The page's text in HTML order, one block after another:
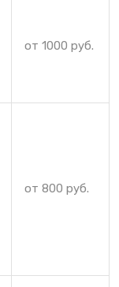
от 1000 руб.
от 800 руб.